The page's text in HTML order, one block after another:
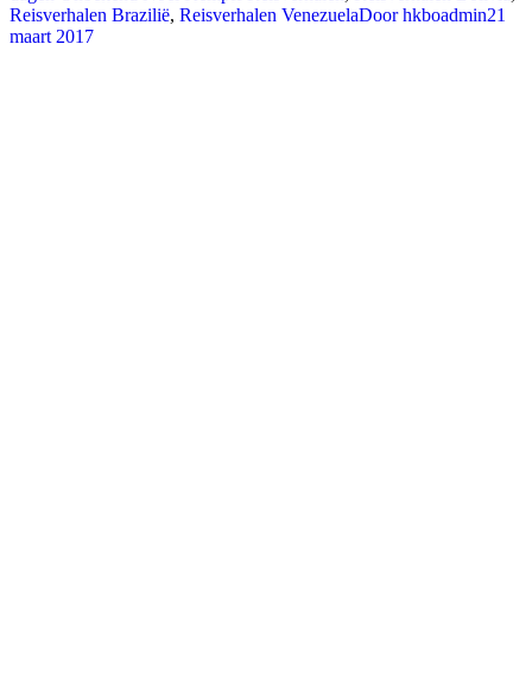
Reisverhalen Brazilië, Reisverhalen VenezuelaDoorhkboadmin21
maart 2017